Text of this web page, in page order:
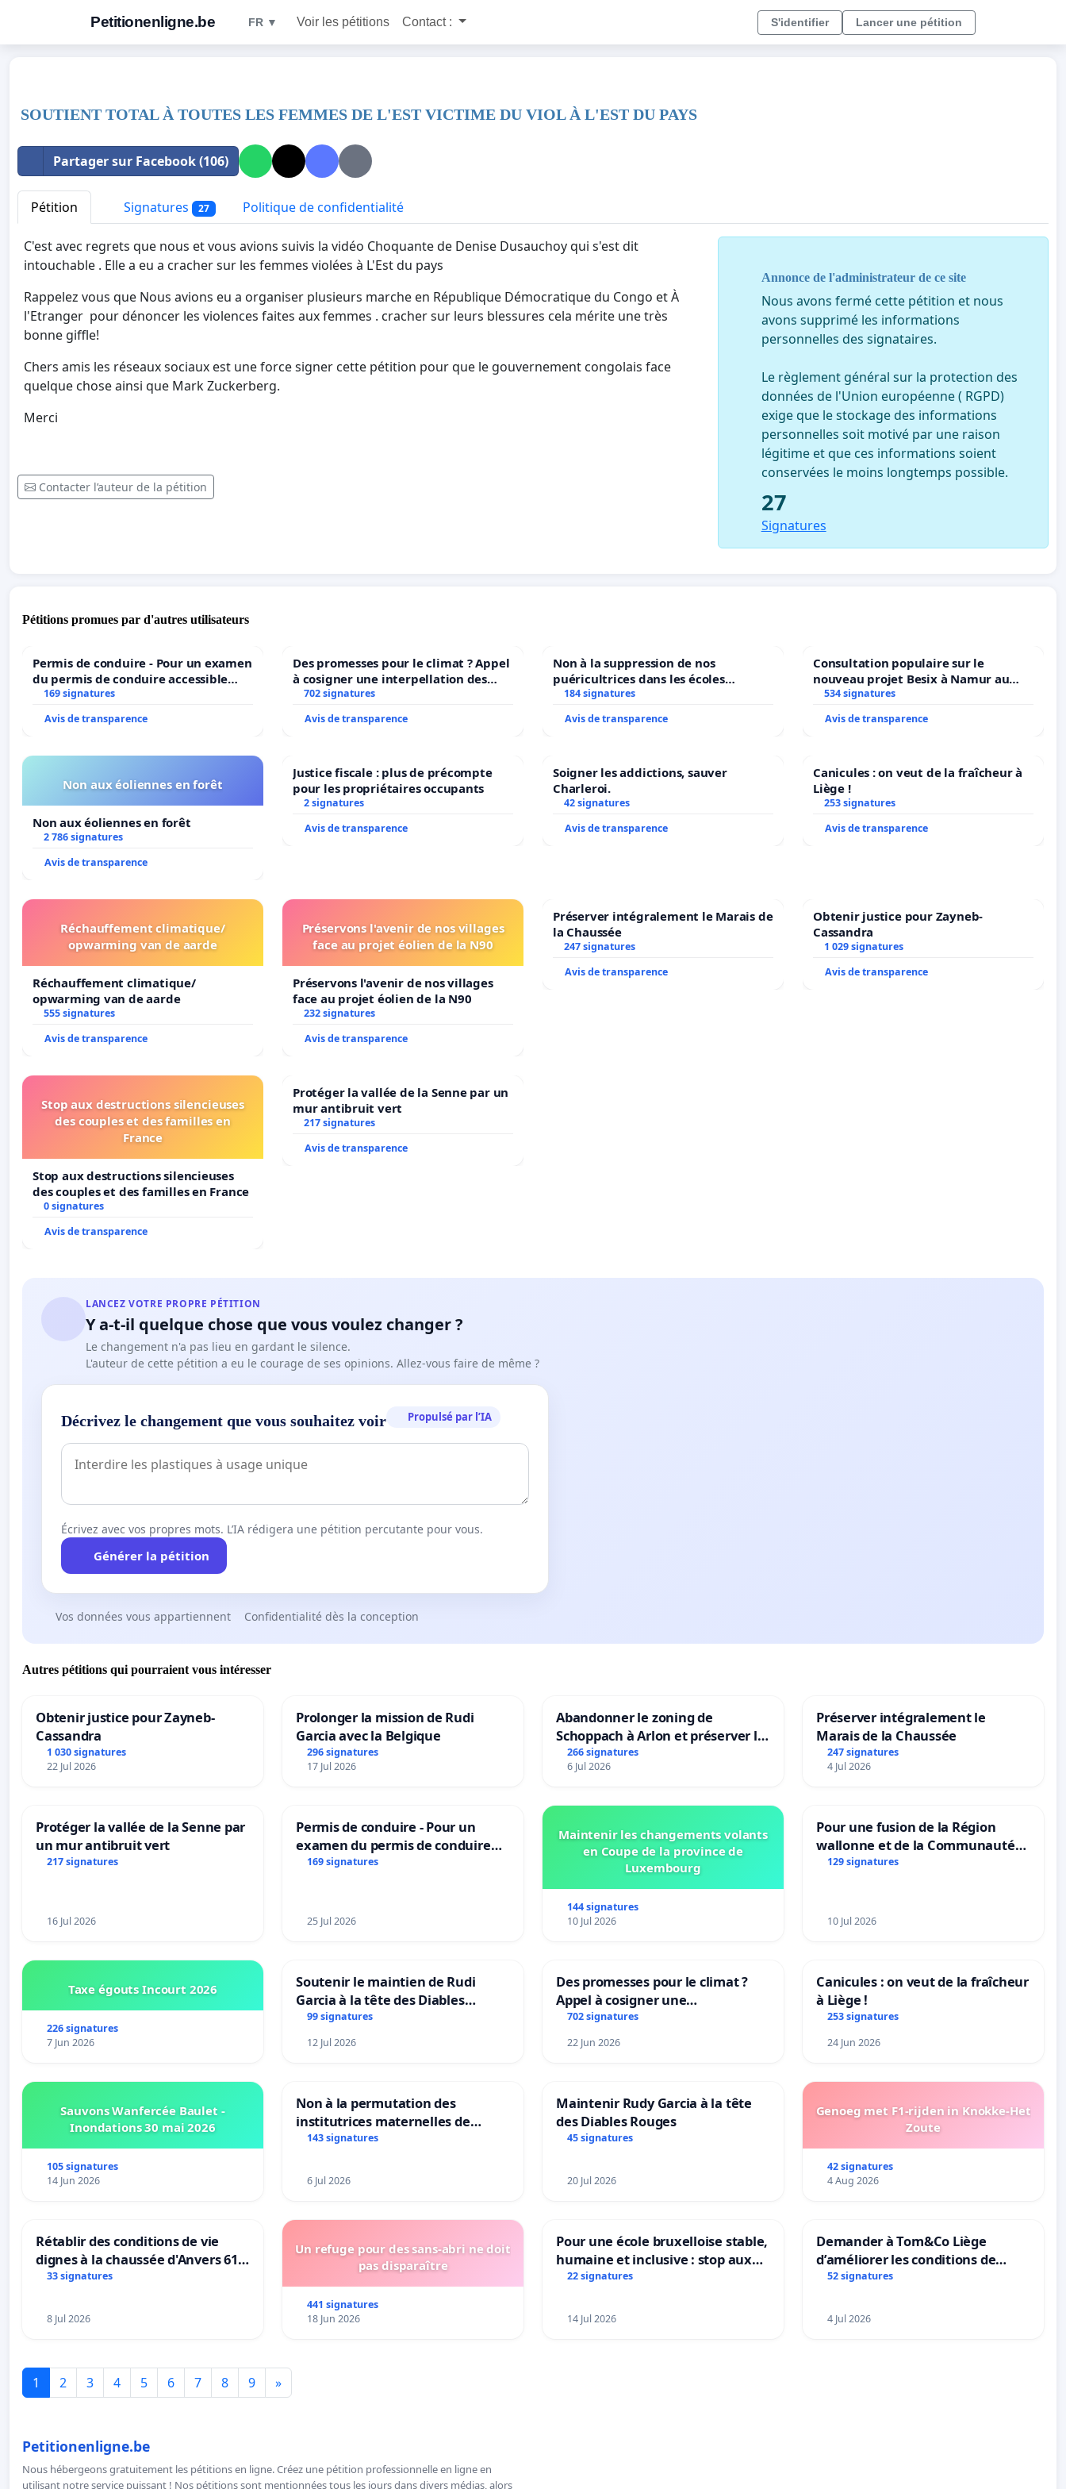
Petitionenligne.be FR ▼ Voir les pétitions Contact : S'identifier Lancer une pétition
SOUTIENT TOTAL À TOUTES LES FEMMES DE L'EST VICTIME DU VIOL À L'EST DU PAYS
Partager sur Facebook (106)
Pétition Signatures 27 Politique de confidentialité
C'est avec regrets que nous et vous avions suivis la vidéo Choquante de Denise Dusauchoy qui s'est dit
intouchable . Elle a eu a cracher sur les femmes violées à L'Est du pays
Rappelez vous que Nous avions eu a organiser plusieurs marche en République Démocratique du Congo et À
l'Etranger pour dénoncer les violences faites aux femmes . cracher sur leurs blessures cela mérite une très
bonne giffle!
Chers amis les réseaux sociaux est une force signer cette pétition pour que le gouvernement congolais face
quelque chose ainsi que Mark Zuckerberg.
Merci
Contacter l’auteur de la pétition
Annonce de l'administrateur de ce site
Nous avons fermé cette pétition et nous
avons supprimé les informations
personnelles des signataires.
Le règlement général sur la protection des
données de l'Union européenne ( RGPD)
exige que le stockage des informations
personnelles soit motivé par une raison
légitime et que ces informations soient
conservées le moins longtemps possible.
27
Signatures
Pétitions promues par d'autres utilisateurs
Permis de conduire - Pour un examen
du permis de conduire accessible
dans plusieurs langues à Bruxelles
169 signatures
Avis de transparence
Des promesses pour le climat ? Appel
à cosigner une interpellation des
ministres wallons du climat et de
702 signatures
Avis de transparence
Non à la suppression de nos
puéricultrices dans les écoles
communale de Flémalle !
184 signatures
Avis de transparence
Consultation populaire sur le
nouveau projet Besix à Namur au
Parc Léopold ?
534 signatures
Avis de transparence
Non aux éoliennes en forêt
Non aux éoliennes en forêt
2 786 signatures
Avis de transparence
Justice fiscale : plus de précompte
pour les propriétaires occupants
2 signatures
Avis de transparence
Soigner les addictions, sauver
Charleroi.
42 signatures
Avis de transparence
Canicules : on veut de la fraîcheur à
Liège !
253 signatures
Avis de transparence
Réchauffement climatique/
opwarming van de aarde
Réchauffement climatique/
opwarming van de aarde
555 signatures
Avis de transparence
Préservons l'avenir de nos villages
face au projet éolien de la N90
Préservons l'avenir de nos villages
face au projet éolien de la N90
232 signatures
Avis de transparence
Préserver intégralement le Marais de
la Chaussée
247 signatures
Avis de transparence
Obtenir justice pour Zayneb-
Cassandra
1 029 signatures
Avis de transparence
Stop aux destructions silencieuses
des couples et des familles en
France
Stop aux destructions silencieuses
des couples et des familles en France
0 signatures
Avis de transparence
Protéger la vallée de la Senne par un
mur antibruit vert
217 signatures
Avis de transparence
LANCEZ VOTRE PROPRE PÉTITION
Y a-t-il quelque chose que vous voulez changer ?
Le changement n'a pas lieu en gardant le silence.
L'auteur de cette pétition a eu le courage de ses opinions. Allez-vous faire de même ?
Décrivez le changement que vous souhaitez voir Propulsé par l’IA
Écrivez avec vos propres mots. L’IA rédigera une pétition percutante pour vous.
Générer la pétition
Vos données vous appartiennent Confidentialité dès la conception
Autres pétitions qui pourraient vous intéresser
Obtenir justice pour Zayneb-
Cassandra
1 030 signatures
22 Jul 2026
Prolonger la mission de Rudi
Garcia avec la Belgique
296 signatures
17 Jul 2026
Abandonner le zoning de
Schoppach à Arlon et préserver le
site naturel
266 signatures
6 Jul 2026
Préserver intégralement le
Marais de la Chaussée
247 signatures
4 Jul 2026
Protéger la vallée de la Senne par
un mur antibruit vert
217 signatures
16 Jul 2026
Permis de conduire - Pour un
examen du permis de conduire
accessible dans plusieurs langues
169 signatures
25 Jul 2026
Maintenir les changements volants
en Coupe de la province de
Luxembourg
144 signatures
10 Jul 2026
Pour une fusion de la Région
wallonne et de la Communauté
française (Fédération Wallonie-
129 signatures
10 Jul 2026
Taxe égouts Incourt 2026
226 signatures
7 Jun 2026
Soutenir le maintien de Rudi
Garcia à la tête des Diables
Rouges |Teken voor het behoud
van Rudi Garcia als bondscoach
99 signatures
12 Jul 2026
Des promesses pour le climat ?
Appel à cosigner une
interpellation des ministres
wallons du climat et de
l’environnement.
702 signatures
22 Jun 2026
Canicules : on veut de la fraîcheur
à Liège !
253 signatures
24 Jun 2026
Sauvons Wanfercée Baulet -
Inondations 30 mai 2026
105 signatures
14 Jun 2026
Non à la permutation des
institutrices maternelles de
Bléharies et Laplaigne !
enfants.
143 signatures
6 Jul 2026
Maintenir Rudy Garcia à la tête
des Diables Rouges
45 signatures
20 Jul 2026
Genoeg met F1-rijden in Knokke-Het
Zoute
42 signatures
4 Aug 2026
Rétablir des conditions de vie
dignes à la chaussée d'Anvers 61
et 63
33 signatures
8 Jul 2026
Un refuge pour des sans-abri ne doit
pas disparaître
441 signatures
18 Jun 2026
Pour une école bruxelloise stable,
humaine et inclusive : stop aux
réformes qui fragilisent le
22 signatures
14 Jul 2026
Demander à Tom&Co Liège
d’améliorer les conditions de
présentation des animaux et de
en magasin
52 signatures
4 Jul 2026
1 2 3 4 5 6 7 8 9 »
Petitionenligne.be
Nous hébergeons gratuitement les pétitions en ligne. Créez une pétition professionnelle en ligne en
utilisant notre service puissant ! Nos pétitions sont mentionnées tous les jours dans divers médias, alors